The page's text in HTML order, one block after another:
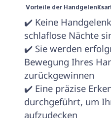
Vorteile der
✔️ Keine
schlaflose Nächte
✔️ Sie werden
Bewegung Ihres
zurückgewinnen
✔️ Eine präzise
durchgeführt, um
aufzudecken